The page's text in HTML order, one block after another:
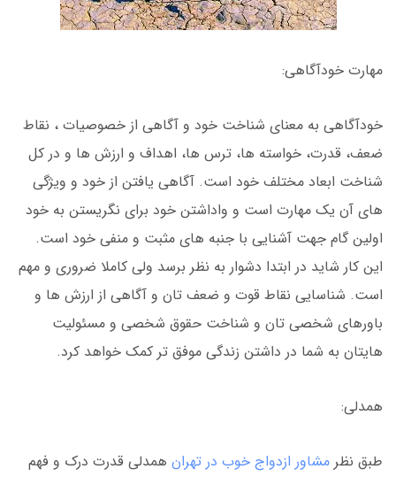
مهارت خودآگاهی:
خودآگاهی به معنای شناخت خود و آگاهی از خصوصیات ، نقاط
ضعف، قدرت، خواسته ها، ترس ها، اهداف و ارزش ها و در کل
شناخت ابعاد مختلف خود است. آگاهی یافتن از خود و ویژگی
های آن یک مهارت است و واداشتن خود برای نگریستن به خود
اولین گام جهت آشنایی با جنبه های مثبت و منفی خود است.
این کار شاید در ابتدا دشوار به نظر برسد ولی کاملا ضروری و مهم
است. شناسایی نقاط قوت و ضعف تان و آگاهی از ارزش ها و
باورهای شخصی تان و شناخت حقوق شخصی و مسئولیت
هایتان به شما در داشتن زندگی موفق تر کمک خواهد کرد.
همدلی:
طبق نظر مشاور ازدواج خوب در تهران همدلی قدرت درک و فهم